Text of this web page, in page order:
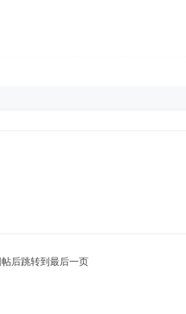
帖后跳转到最后一页